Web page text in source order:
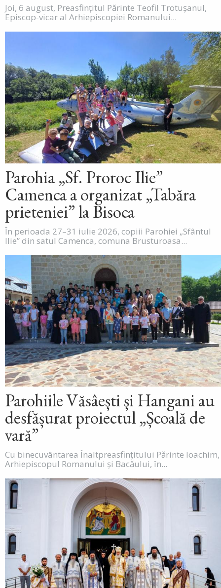
Joi, 6 august, Preasfințitul Părinte Teofil Trotușanul,
Episcop-vicar al Arhiepiscopiei Romanului...
Parohia „Sf. Proroc Ilie”
Camenca a organizat „Tabăra
prieteniei” la Bisoca
În perioada 27–31 iulie 2026, copiii Parohiei „Sfântul
Ilie” din satul Camenca, comuna Brusturoasa...
Parohiile Văsâești și Hangani au
desfășurat proiectul „Școală de
vară”
Cu binecuvântarea Înaltpreasfințitului Părinte Ioachim,
Arhiepiscopul Romanului și Bacăului, în...